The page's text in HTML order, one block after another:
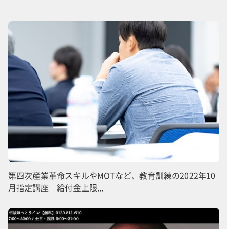
第四次産業革命スキルやMOTなど、教育訓練の2022年10
月指定講座 給付金上限...